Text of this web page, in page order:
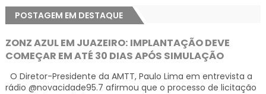
POSTAGEM EM DESTAQUE
ZONZ AZUL EM JUAZEIRO: IMPLANTAÇÃO DEVE
COMEÇAR EM ATÉ 30 DIAS APÓS SIMULAÇÃO
O Diretor-Presidente da AMTT, Paulo Lima em entrevista a
rádio @novacidade95.7 afirmou que o processo de licitação